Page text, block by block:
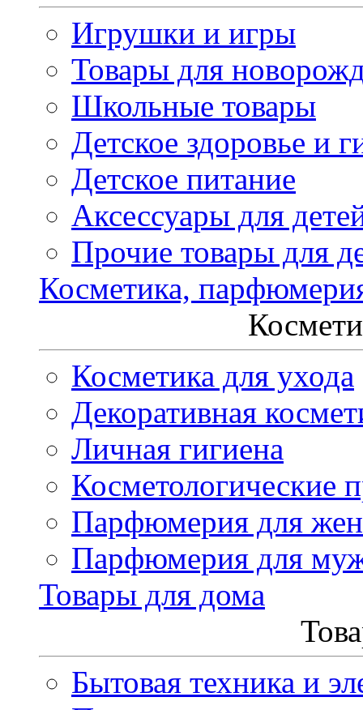
Игрушки и игры
Товары для
Школьные товары
Детское здоровье и
Детское питание
Аксессуары для
Прочие товары для
Косметика,
Косметика для ухода
Декоративная
Личная гигиена
Косметологические
Парфюмерия для
Парфюмерия для
Товары для дома
Бытовая техника и